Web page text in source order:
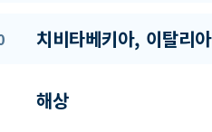
치비타베키아, 이탈리아
해상